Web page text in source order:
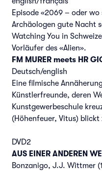
Episode «2069 – oder
Archäologen gute Nacht
Watching You in
Vorläufer des «Alien».
FM MURER meets HR
Deutsch/english
Eine filmische
Künstlerfreunde, deren
Kunstgewerbeschule
(Höhenfeuer, Vitus) blickt
DVD2
AUS EINER ANDEREN
Bonzanigo, J.J. Wittmer